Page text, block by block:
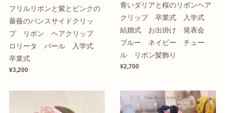
フリルリボンと紫とピンクの
薔薇のバンスサイドクリッ
プ リボン ヘアクリップ
ロリータ パール 入学式
卒業式
¥3,200
青いダリアと桜のリボンヘア
クリップ 卒業式 入学式
結婚式 お出掛け 発表会
ブルー ネイビー チュー
ル リボン髪飾り
¥2,700